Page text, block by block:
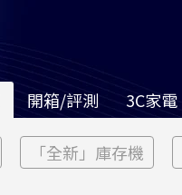
開箱/評測 3C家電
「全新」庫存機